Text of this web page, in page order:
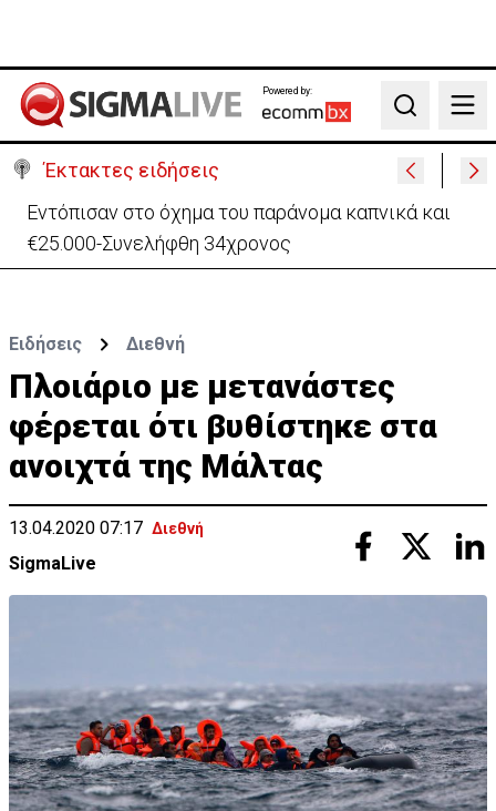
Powered by:
Search
Έκτακτες ειδήσεις
Κατάρρευση τμήματος του μεγαλύτερου
χρυσωρυχείου της Αιγύπτου – Νεκρός εργάτης
Ειδήσεις Διεθνή
Πλοιάριο με μετανάστες
φέρεται ότι βυθίστηκε στα
ανοιχτά της Μάλτας
13.04.2020 07:17 Διεθνή
SigmaLive